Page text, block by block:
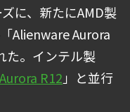
に、新たにAMD製
Alienware Aurora
た。インテル製
R12 」と並行